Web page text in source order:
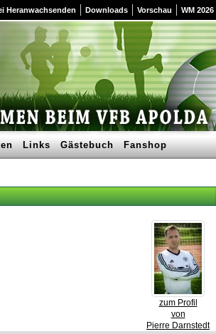
Heranwachsenden Downloads Vorschau WM 2026
Links Gästebuch Fanshop
zum Profil
von
Pierre Darnstedt